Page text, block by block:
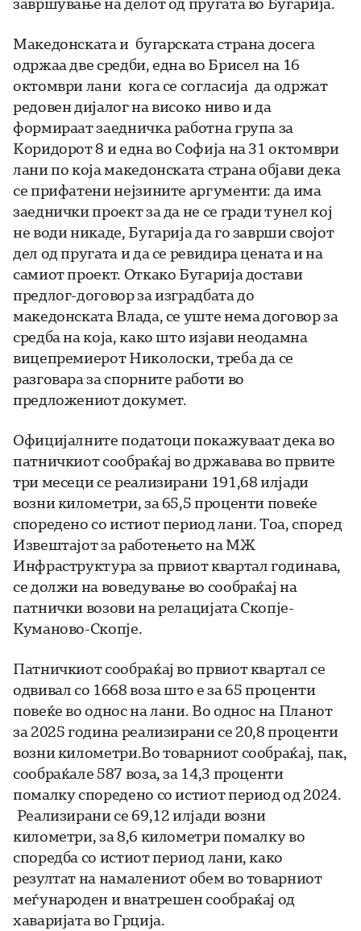
Македонската и бугарската страна досега
одржаа две средби, една во Брисел на 16
октомври лани кога се согласија да одржат
редовен дијалог на високо ниво и да
формираат заедничка работна група за
Коридорот 8 и една во Софија на 31 октомври
лани по која македонската страна објави дека
се прифатени нејзините аргументи: да има
заеднички проект за да не се гради тунел кој
не води никаде, Бугарија да го заврши својот
дел од пругата и да се ревидира цената и на
самиот проект. Откако Бугарија достави
предлог-договор за изградбата до
македонската Влада, се уште нема договор за
средба на која, како што изјави неодамна
вицепремиерот Николоски, треба да се
разговара за спорните работи во
предложениот докумет.
Официјалните податоци покажуваат дека во
патничкиот сообраќај во државава во првите
три месеци се реализирани 191,68 илјади
возни километри, за 65,5 проценти повеќе
споредено со истиот период лани. Тоа, според
Извештајот за работењето на МЖ
Инфраструктура за првиот квартал годинава,
се должи на воведување во сообраќај на
патнички возови на релацијата Скопје-
Куманово-Скопје.
Патничкиот сообраќај во првиот квартал се
одвивал со 1668 воза што е за 65 проценти
повеќе во однос на лани. Во однос на Планот
за 2025 година реализирани се 20,8 проценти
возни километри.Во товарниот сообраќај, пак,
сообраќале 587 воза, за 14,3 проценти
помалку споредено со истиот период од 2024.
Реализирани се 69,12 илјади возни
километри, за 8,6 километри помалку во
споредба со истиот период лани, како
резултат на намалениот обем во товарниот
меѓународен и внатрешен сообраќај од
хаваријата во Грција.